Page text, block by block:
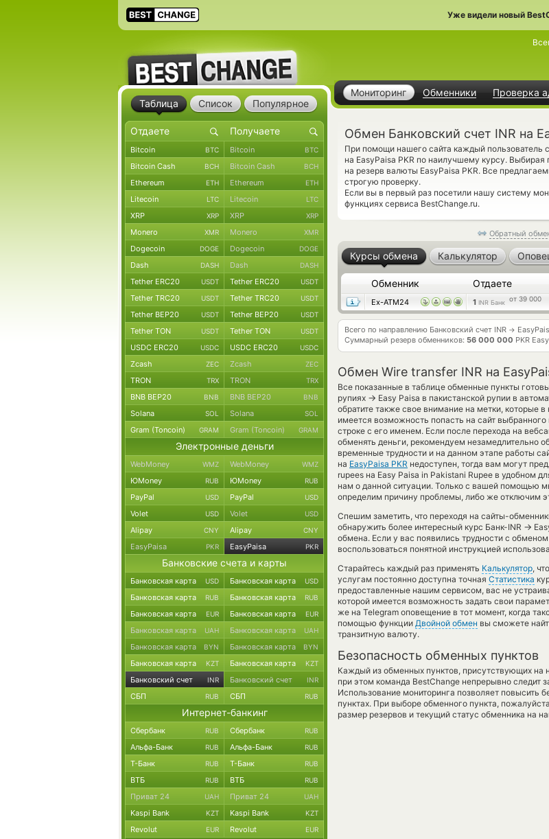
Уже видели новый
Мониторинг Обменники Проверка
Обмен Банковский счет INR на
При помощи нашего сайта каждый пользователь
на EasyPaisa PKR по наилучшему курсу.
на резерв валюты EasyPaisa PKR. Все
строгую проверку.
Если вы в первый раз посетили нашу систему
функциях сервиса BestChange.ru.
Обратный
Курсы обмена Калькулятор
Обменник Отдаете
Ex-ATM24 1 INR Банк от 39 000
Всего по направлению Банковский счет INR →
Суммарный резерв обменников: 56 000 000 PKR
Обмен Wire transfer INR на
Все показанные в таблице обменные пункты
рупиях → Easy Paisa в пакистанской рупии в
обратите также свое внимание на метки, которые
имеется возможность попасть на сайт
строке с его именем. Если после перехода на
обменять деньги, рекомендуем незамедлительно
временные трудности и на данном этапе работы
на EasyPaisa PKR недоступен, тогда вам могут
rupees на Easy Paisa in Pakistani Rupee в удобном
нам о данной ситуации. Только с вашей помощью
определим причину проблемы, либо же отключим
Спешим заметить, что переходя на сайты-
обнаружить более интересный курс Банк-INR →
обмена. Если у вас появились трудности с
воспользоваться понятной инструкцией
Старайтесь каждый раз применять Калькулятор,
услугам постоянно доступна точная Статистика
предоставленные нашим сервисом, вас не
которой имеется возможность задать свои
же на Telegram оповещение в тот момент, когда
помощью функции Двойной обмен вы сможете
транзитную валюту.
Безопасность обменных пунктов
Каждый из обменных пунктов, присутствующих на
при этом команда BestChange непрерывно следит
Использование мониторинга позволяет повысить
пунктах. При выборе обменного пункта,
размер резервов и текущий статус обменника на
Таблица Список Популярное
Bitcoin BTC Bitcoin BTC
Bitcoin Cash BCH Bitcoin Cash BCH
Ethereum ETH Ethereum ETH
Litecoin LTC Litecoin LTC
XRP XRP XRP XRP
Monero XMR Monero XMR
Dogecoin DOGE Dogecoin DOGE
Dash DASH Dash DASH
Tether ERC20 USDT Tether ERC20 USDT
Tether TRC20 USDT Tether TRC20 USDT
Tether BEP20 USDT Tether BEP20 USDT
Tether TON USDT Tether TON USDT
USDC ERC20 USDC USDC ERC20 USDC
Zcash ZEC Zcash ZEC
TRON TRX TRON TRX
BNB BEP20 BNB BNB BEP20 BNB
Solana SOL Solana SOL
Gram (Toncoin) GRAM Gram (Toncoin) GRAM
Электронные деньги
WebMoney WMZ WebMoney WMZ
ЮMoney RUB ЮMoney RUB
PayPal USD PayPal USD
Volet USD Volet USD
Alipay CNY Alipay CNY
EasyPaisa PKR EasyPaisa PKR
Банковские счета и карты
Банковская карта USD Банковская карта USD
Банковская карта RUB Банковская карта RUB
Банковская карта EUR Банковская карта EUR
Банковская карта UAH Банковская карта UAH
Банковская карта BYN Банковская карта BYN
Банковская карта KZT Банковская карта KZT
Банковский счет INR Банковский счет INR
СБП RUB СБП RUB
Интернет-банкинг
Сбербанк RUB Сбербанк RUB
Альфа-Банк RUB Альфа-Банк RUB
Т-Банк RUB Т-Банк RUB
ВТБ RUB ВТБ RUB
Приват 24 UAH Приват 24 UAH
Kaspi Bank KZT Kaspi Bank KZT
Revolut EUR Revolut EUR